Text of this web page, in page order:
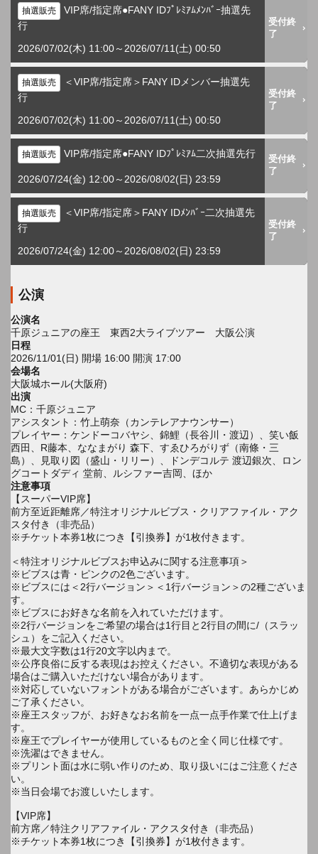
抽選販売
VIP席/指定席●FANY IDﾌﾟﾚﾐｱﾑﾒﾝﾊﾞｰ抽選先
行
2026/07/02(木) 11:00～2026/07/11(土) 00:50
受付終
了
抽選販売
＜VIP席/指定席＞FANY IDメンバー抽選先
行
2026/07/02(木) 11:00～2026/07/11(土) 00:50
受付終
了
抽選販売 VIP席/指定席●FANY IDﾌﾟﾚﾐｱﾑ二次抽選先行
2026/07/24(金) 12:00～2026/08/02(日) 23:59
受付終
了
抽選販売
＜VIP席/指定席＞FANY IDﾒﾝﾊﾞｰ二次抽選先
行
2026/07/24(金) 12:00～2026/08/02(日) 23:59
受付終
了
公演
公演名
千原ジュニアの座王 東西2大ライブツアー 大阪公演
日程
2026/11/01(日) 開場 16:00 開演 17:00
会場名
大阪城ホール(大阪府)
出演
MC：千原ジュニア
アシスタント：竹上萌奈（カンテレアナウンサー）
プレイヤー：ケンドーコバヤシ、錦鯉（長谷川・渡辺）、笑い飯
西田、R藤本、ななまがり 森下、すゑひろがりず（南條・三
島）、見取り図（盛山・リリー）、ドンデコルテ 渡辺銀次、ロン
グコートダディ 堂前、ルシファー吉岡、ほか
注意事項
【スーパーVIP席】
前方至近距離席／特注オリジナルビブス・クリアファイル・アク
スタ付き（非売品）
※チケット本券1枚につき【引換券】が1枚付きます。
＜特注オリジナルビブスお申込みに関する注意事項＞
※ビブスは青・ピンクの2色ございます。
※ビブスには＜2行バージョン＞＜1行バージョン＞の2種ございま
す。
※ビブスにお好きな名前を入れていただけます。
※2行バージョンをご希望の場合は1行目と2行目の間に/（スラッ
シュ）をご記入ください。
※最大文字数は1行20文字以内まで。
※公序良俗に反する表現はお控えください。不適切な表現がある
場合はご購入いただけない場合があります。
※対応していないフォントがある場合がございます。あらかじめ
ご了承ください。
※座王スタッフが、お好きなお名前を一点一点手作業で仕上げま
す。
※座王でプレイヤーが使用しているものと全く同じ仕様です。
※洗濯はできません。
※プリント面は水に弱い作りのため、取り扱いにはご注意くださ
い。
※当日会場でお渡しいたします。
【VIP席】
前方席／特注クリアファイル・アクスタ付き（非売品）
※チケット本券1枚につき【引換券】が1枚付きます。